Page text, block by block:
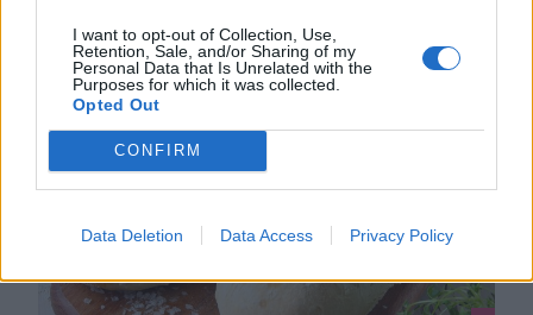
I want to opt-out of Collection, Use,
Retention, Sale, and/or Sharing of my
Personal Data that Is Unrelated with the
Purposes for which it was collected.
Opted Out
CONFIRM
Data Deletion Data Access Privacy Policy